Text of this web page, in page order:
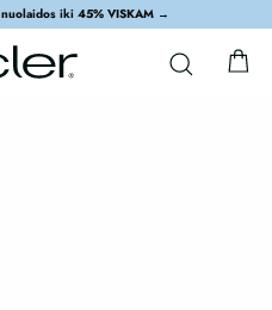
nuolaidos iki 45% VISKAM →